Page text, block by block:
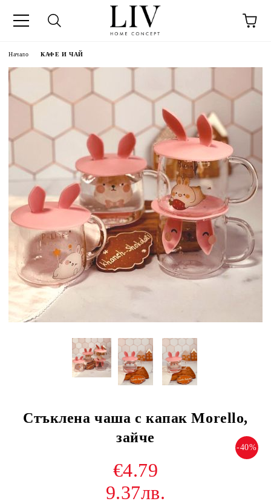
Начало КАФЕ И ЧАЙ
Стъклена чаша с капак Morello,
зайче
-40%
€4.79
9.37лв.